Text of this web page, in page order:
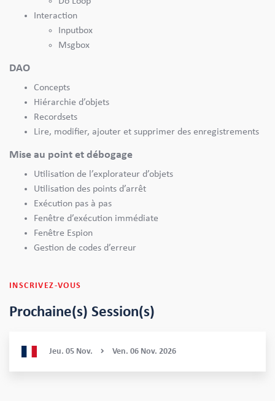
Interaction
Inputbox
Msgbox
DAO
Concepts
Hiérarchie d’objets
Recordsets
Lire, modifier, ajouter et supprimer des enregistrements
Mise au point et débogage
Utilisation de l’explorateur d’objets
Utilisation des points d’arrêt
Exécution pas à pas
Fenêtre d’exécution immédiate
Fenêtre Espion
Gestion de codes d’erreur
INSCRIVEZ-VOUS
Prochaine(s) Session(s)
Jeu. 05 Nov. Ven. 06 Nov. 2026